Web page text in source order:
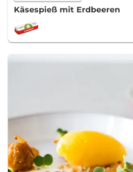
Käsespieß mit Erdbeeren